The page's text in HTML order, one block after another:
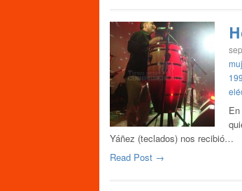
Yáñez (teclados) nos recibió…
Read Post →